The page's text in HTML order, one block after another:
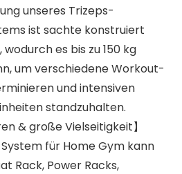
unseres Trizeps-
ist sachte konstruiert
es bis zu 150 kg
um verschiedene Workout-
und intensiven
standzuhalten.
& große Vielseitigkeit】
System für Home Gym kann
Rack, Power Racks,